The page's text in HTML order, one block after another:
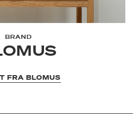
BRAND
FRA BLOMUS